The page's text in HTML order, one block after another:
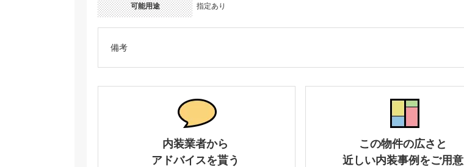
可能用途 指定あり
備考
内装業者から
アドバイスを貰う
この物件の広さと
近しい内装事例をご用意